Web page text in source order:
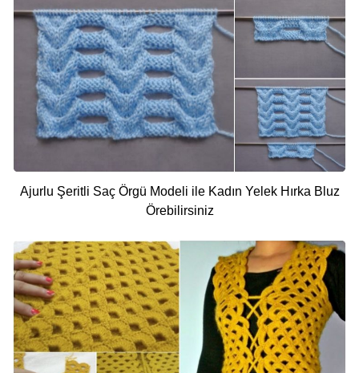
Ajurlu Şeritli Saç Örgü Modeli ile Kadın Yelek Hırka Bluz
Örebilirsiniz